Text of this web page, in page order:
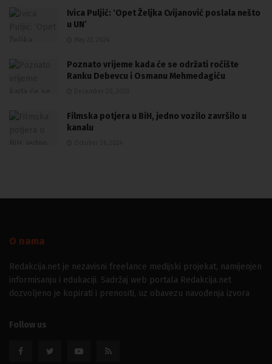
Ivica Puljić: ‘Opet Željka Cvijanović poslala nešto
u UN’
Poznato vrijeme kada će se održati ročište
Ranku Debevcu i Osmanu Mehmedagiću
Filmska potjera u BiH, jedno vozilo završilo u
kanalu
O nama
Redakcija.net je nezavisni freelance medijski projekat, namijenjen
informisanju i edukaciji. Sadržaj web portala Redakcija.net
dozvoljeno je kopirati i prenositi, uz obavezu navođenja izvora
Follow us